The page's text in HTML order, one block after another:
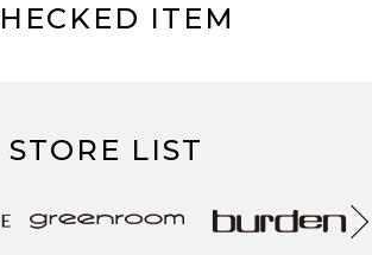
ITEM
STORE LIST